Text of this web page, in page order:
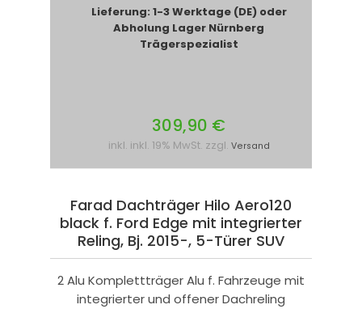
Lieferung: 1-3 Werktage (DE) oder
Abholung Lager Nürnberg
Trägerspezialist
309,90 €
inkl. inkl. 19% MwSt. zzgl. Versand
Farad Dachträger Hilo Aero120
black f. Ford Edge mit integrierter
Reling, Bj. 2015-, 5-Türer SUV
2 Alu Komplettträger Alu f. Fahrzeuge mit
integrierter und offener Dachreling